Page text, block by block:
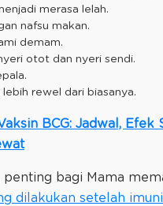
merasa lelah.
nafsu makan.
demam.
otot dan nyeri sendi.
lebih rewel dari biasanya.
BCG: Jadwal, Efek
penting bagi Mama
dilakukan setelah